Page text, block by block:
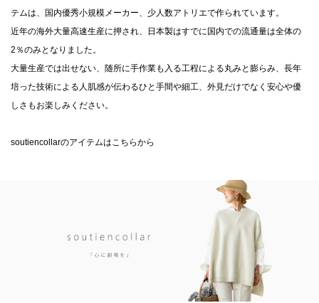
テムは、国内優秀小規模メーカー、少人数アトリエで作られています。
近年の海外大量高速生産に押され、日本製はすでに国内での流通量は全体の
2％のみとなりました。
大量生産では出せない、随所に手作業も入る工程による丸みと膨らみ、長年
培った技術による人肌感が伝わるひと手間や細工、外見だけでなく安心や優
しさもお楽しみください。
soutiencollarのアイテムはこちらから